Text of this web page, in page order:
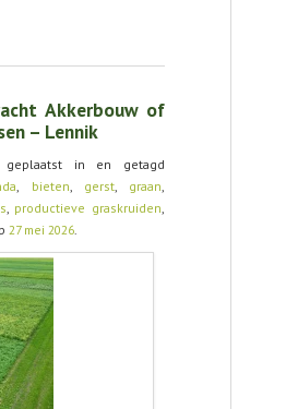
Akkerbouw of
– Lennik
in en getagd
, bieten, gerst, graan,
, productieve graskruiden,
27 mei 2026.